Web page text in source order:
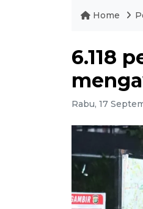
Home
6.118
Rabu, 17